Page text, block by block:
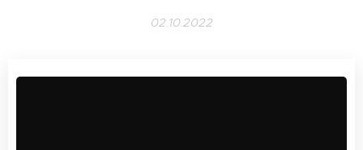
02.10.2022